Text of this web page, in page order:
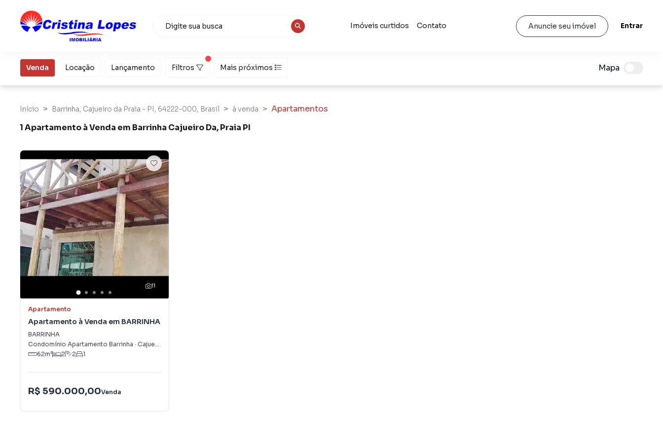
Imóveis curtidos Contato Anuncie seu imóvel Entrar
Venda Locação Lançamento Filtros Mais próximos Mapa
Início Barrinha, Cajueiro da Praia - PI, 64222-000, Brasil à venda
Apartamentos
1 Apartamento à Venda em Barrinha Cajueiro Da, Praia PI
11
Apartamento
Apartamento à Venda em BARRINHA
BARRINHA
Condomínio Apartamento Barrinha · Cajueiro da Praia
62m² 2 2 1
R$ 590.000,00Venda